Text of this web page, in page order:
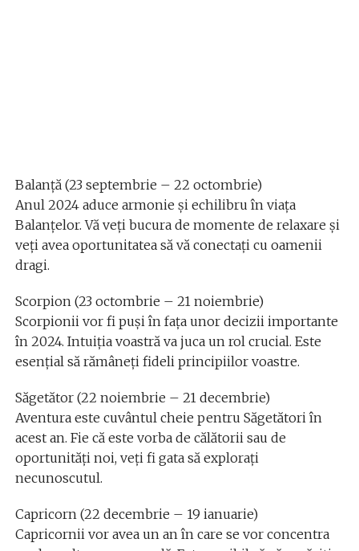
Balanță (23 septembrie – 22 octombrie)
Anul 2024 aduce armonie și echilibru în viața
Balanțelor. Vă veți bucura de momente de relaxare și
veți avea oportunitatea să vă conectați cu oamenii
dragi.
Scorpion (23 octombrie – 21 noiembrie)
Scorpionii vor fi puși în fața unor decizii importante
în 2024. Intuiția voastră va juca un rol crucial. Este
esențial să rămâneți fideli principiilor voastre.
Săgetător (22 noiembrie – 21 decembrie)
Aventura este cuvântul cheie pentru Săgetători în
acest an. Fie că este vorba de călătorii sau de
oportunități noi, veți fi gata să explorați
necunoscutul.
Capricorn (22 decembrie – 19 ianuarie)
Capricornii vor avea un an în care se vor concentra